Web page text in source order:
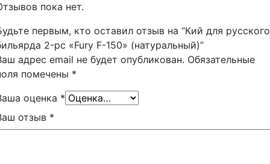
пока нет.
первым, кто оставил отзыв на “Кий для русского
2-pc «Fury F-150» (натуральный)”
адрес email не будет опубликован. Обязательные
помечены *
оценка *
отзыв *